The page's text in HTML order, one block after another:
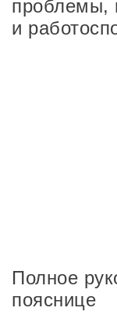
проблемы,
и
Полное
пояснице